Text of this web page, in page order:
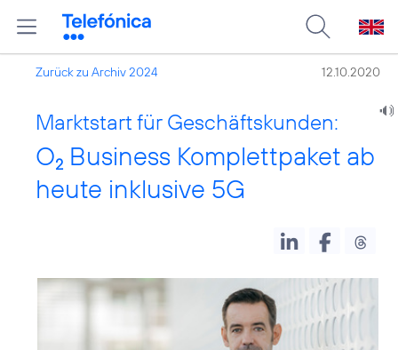
Zurück zu Archiv 2024 12.10.2020
Marktstart für Geschäftskunden:
O2 Business Komplettpaket ab
heute inklusive 5G